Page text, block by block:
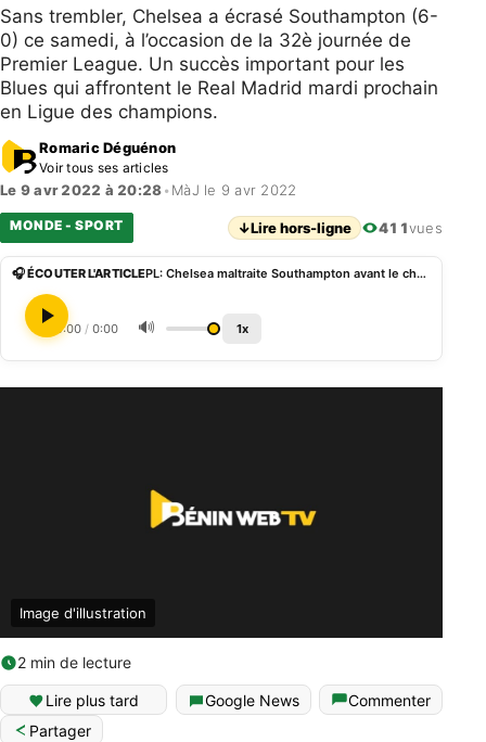
Sans trembler, Chelsea a écrasé Southampton (6-
0) ce samedi, à l’occasion de la 32è journée de
Premier League. Un succès important pour les
Blues qui affrontent le Real Madrid mardi prochain
en Ligue des champions.
Romaric Déguénon
Voir tous ses articles
Le 9 avr 2022 à 20:28• MàJ le 9 avr 2022
MONDE - SPORT ↓Lire hors-ligne 411vues
🎧 ÉCOUTER L'ARTICLE PL: Chelsea maltraite Southampton avant le choc contre le Real Madrid
0:00 / 0:00 🔊 1x
Image d'illustration
2 min de lecture
Lire plus tard Google News
Commenter
Partager